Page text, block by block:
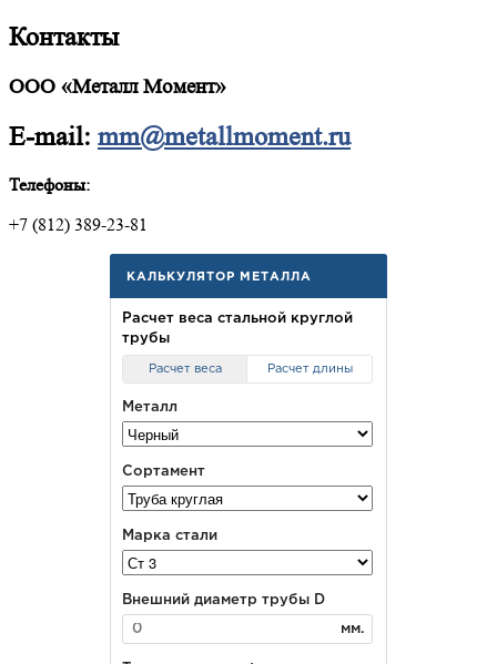
Контакты
ООО «Металл Момент»
E-mail: mm@metallmoment.ru
Телефоны:
+7 (812) 389-23-81